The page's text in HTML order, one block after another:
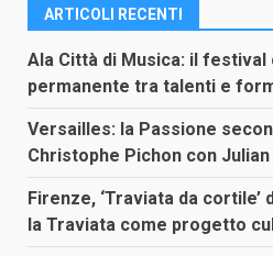
ARTICOLI RECENTI
Ala Città di Musica: il
permanente tra talenti e
Versailles: la Passione
Christophe Pichon con
Firenze, ‘Traviata da cortile’
la Traviata come progetto